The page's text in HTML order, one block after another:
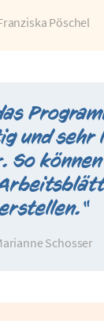
Pöschel
und sehr
So
erstellen.“
Schosser